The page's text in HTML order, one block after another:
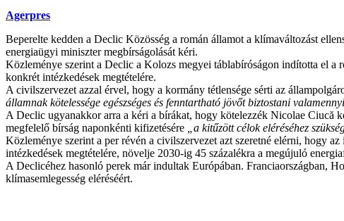
Agerpres
Beperelte kedden a Declic Közösség a román államot a klímaváltozást
energiaügyi miniszter megbírságolását kéri.
Közleménye szerint a Declic a Kolozs megyei táblabíróságon indította el a
konkrét intézkedések megtételére.
A civilszervezet azzal érvel, hogy a kormány tétlensége sérti az
államnak kötelessége egészséges és fenntartható jövőt biztostani
A Declic ugyanakkor arra a kéri a bírákat, hogy kötelezzék Nicolae Ciucă
megfelelő bírság naponkénti kifizetésére
„a kitűzött célok eléréséhez
Közleménye szerint a per révén a civilszervezet azt szeretné elérni, hogy
intézkedések megtételére, növelje 2030-ig 45 százalékra a megújuló
A Declicéhez hasonló perek már indultak Európában. Franciaországban,
klímasemlegesség eléréséért.